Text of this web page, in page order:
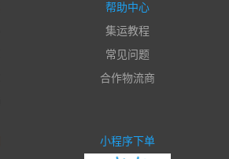
帮助中心
集运教程
常见问题
合作物流商
小程序下单